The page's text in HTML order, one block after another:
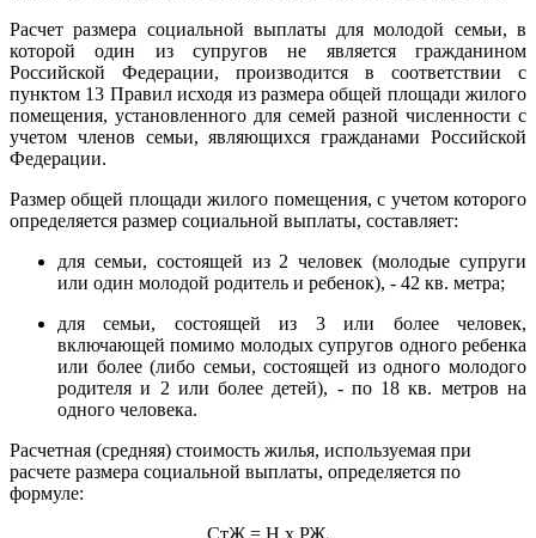
Расчет размера социальной выплаты для молодой семьи, в
которой один из супругов не является гражданином
Российской Федерации, производится в соответствии с
пунктом 13 Правил исходя из размера общей площади жилого
помещения, установленного для семей разной численности с
учетом членов семьи, являющихся гражданами Российской
Федерации.
Размер общей площади жилого помещения, с учетом которого
определяется размер социальной выплаты, составляет:
для семьи, состоящей из 2 человек (молодые супруги
или один молодой родитель и ребенок), - 42 кв. метра;
для семьи, состоящей из 3 или более человек,
включающей помимо молодых супругов одного ребенка
или более (либо семьи, состоящей из одного молодого
родителя и 2 или более детей), - по 18 кв. метров на
одного человека.
Расчетная (средняя) стоимость жилья, используемая при
расчете размера социальной выплаты, определяется по
формуле:
СтЖ = Н x РЖ,